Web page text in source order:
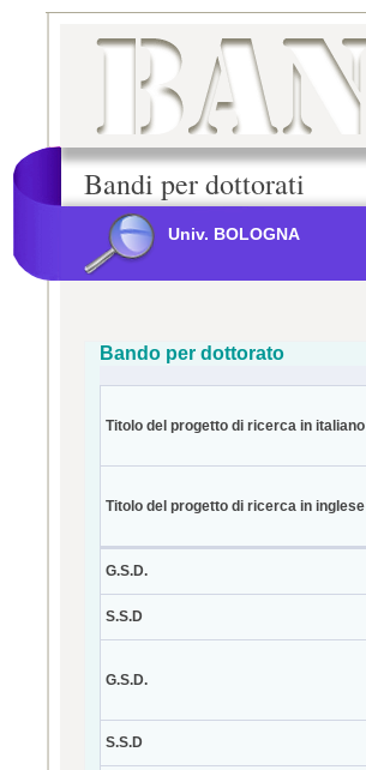
Bandi per dottorati
Univ. BOLOGNA
Bando per dottorato
Titolo del progetto di ricerca in italiano
Titolo del progetto di ricerca in inglese
G.S.D.
S.S.D
G.S.D.
S.S.D